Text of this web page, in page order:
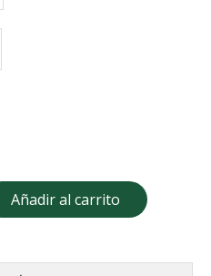
Añadir al carrito